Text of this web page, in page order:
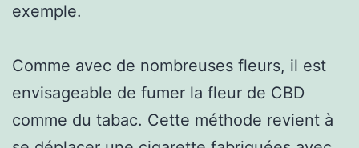
exemple.
Comme avec de nombreuses fleurs, il est
envisageable de fumer la fleur de CBD
comme du tabac. Cette méthode revient à